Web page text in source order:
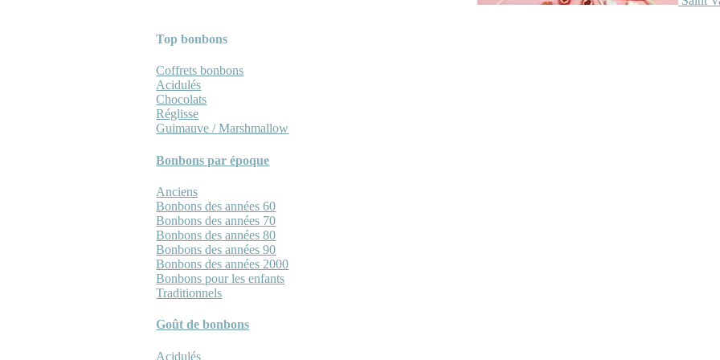
Top bonbons
Coffrets bonbons
Acidulés
Chocolats
Réglisse
Guimauve / Marshmallow
Bonbons par époque
Anciens
Bonbons des années 60
Bonbons des années 70
Bonbons des années 80
Bonbons des années 90
Bonbons des années 2000
Bonbons pour les enfants
Traditionnels
Goût de bonbons
Acidulés